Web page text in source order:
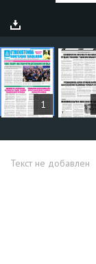
1
СТАТЬИ
Текст не добавлен